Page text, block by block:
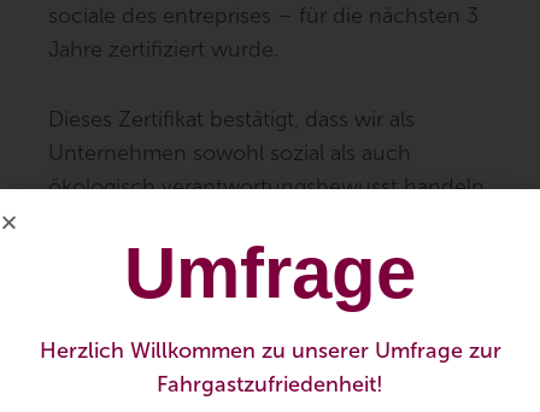
sociale des entreprises – für die nächsten 3
Jahre zertifiziert wurde.
Dieses Zertifikat bestätigt, dass wir als
Unternehmen sowohl sozial als auch
ökologisch verantwortungsbewusst handeln
verfolgen, um für die Gruppe und ihre
Stakeholder, zu denen auch Sie gehören,
Umfrage
Herzlich Willkommen zu unserer Umfrage zur
Fahrgastzufriedenheit!